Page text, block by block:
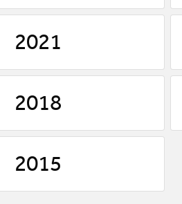
2021
2018
2015